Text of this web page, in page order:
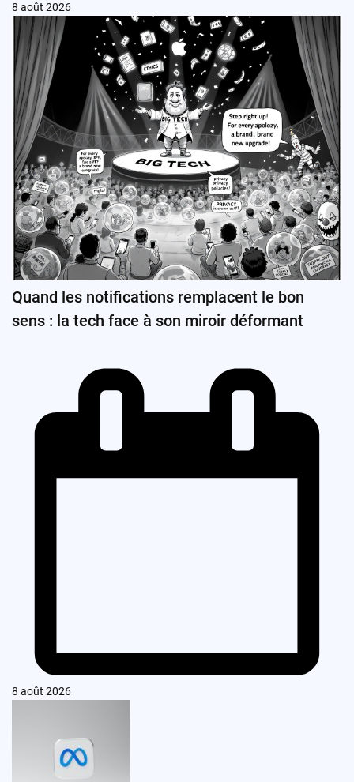
8 août 2026
Quand les notifications remplacent le bon
sens : la tech face à son miroir déformant
8 août 2026